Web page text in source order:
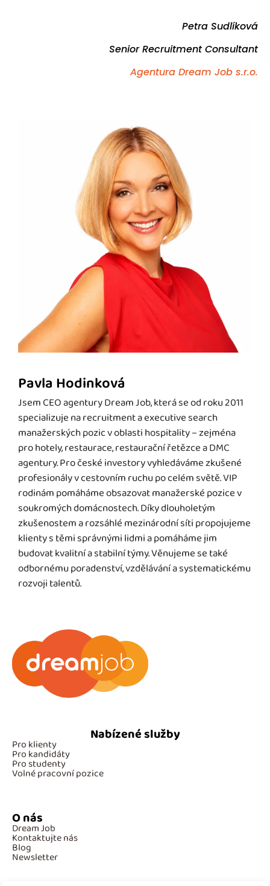
Petra Sudlíková
Senior Recruitment Consultant
Agentura Dream Job s.r.o.
Pavla Hodinková
Jsem CEO agentury Dream Job, která se od roku 2011
specializuje na recruitment a executive search
manažerských pozic v oblasti hospitality – zejména
pro hotely, restaurace, restaurační řetězce a DMC
agentury. Pro české investory vyhledáváme zkušené
profesionály v cestovním ruchu po celém světě. VIP
rodinám pomáháme obsazovat manažerské pozice v
soukromých domácnostech. Díky dlouholetým
zkušenostem a rozsáhlé mezinárodní síti propojujeme
klienty s těmi správnými lidmi a pomáháme jim
budovat kvalitní a stabilní týmy. Věnujeme se také
odbornému poradenství, vzdělávání a systematickému
rozvoji talentů.
Nabízené služby
Pro klienty
Pro kandidáty
Pro studenty
Volné pracovní pozice
O nás
Dream Job
Kontaktujte nás
Blog
Newsletter